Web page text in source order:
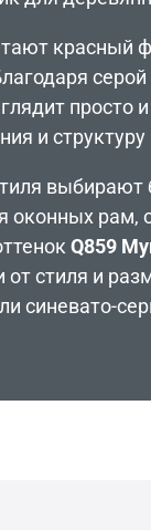
красный
просто
и структуру
выбирают
оконных рам,
Q859
стиля и
синевато-